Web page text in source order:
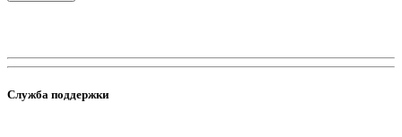
Служба поддержки